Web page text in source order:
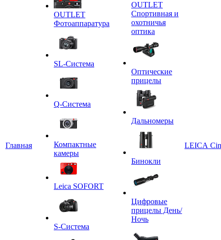
Главная
OUTLET
Фотоаппаратура
SL-Система
Q-Cистема
Компактные
камеры
Leica SOFORT
S-Система
OUTLET
Спортивная и
охотничья
оптика
Оптические
прицелы
Дальномеры
Бинокли
Цифровые
прицелы День/
Ночь
LEICA